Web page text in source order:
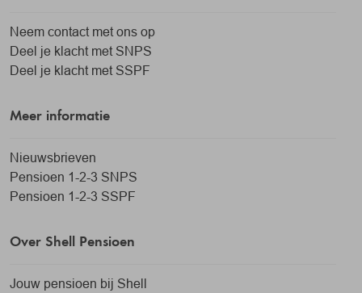
Neem contact met ons op
Deel je klacht met SNPS
Deel je klacht met SSPF
Meer informatie
Nieuwsbrieven
Pensioen 1-2-3 SNPS
Pensioen 1-2-3 SSPF
Over Shell Pensioen
Jouw pensioen bij Shell